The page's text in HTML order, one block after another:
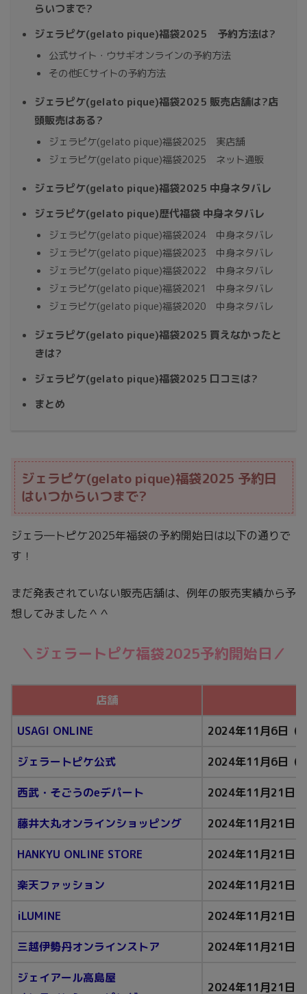
らいつまで?
ジェラピケ(gelato pique)福袋2025 予約方法は?
公式サイト・ウサギオンラインの予約方法
その他ECサイトの予約方法
ジェラピケ(gelato pique)福袋2025 販売店舗は?店
頭販売はある?
ジェラピケ(gelato pique)福袋2025 実店舗
ジェラピケ(gelato pique)福袋2025 ネット通販
ジェラピケ(gelato pique)福袋2025 中身ネタバレ
ジェラピケ(gelato pique)歴代福袋 中身ネタバレ
ジェラピケ(gelato pique)福袋2024 中身ネタバレ
ジェラピケ(gelato pique)福袋2023 中身ネタバレ
ジェラピケ(gelato pique)福袋2022 中身ネタバレ
ジェラピケ(gelato pique)福袋2021 中身ネタバレ
ジェラピケ(gelato pique)福袋2020 中身ネタバレ
ジェラピケ(gelato pique)福袋2025 買えなかったと
きは?
ジェラピケ(gelato pique)福袋2025 口コミは?
まとめ
ジェラピケ(gelato pique)福袋2025 予約日
はいつからいつまで?
ジェラ―トピケ2025年福袋の予約開始日は以下の通りで
す！
まだ発表されていない販売店舗は、例年の販売実績から予
想してみました＾＾
＼ジェラートピケ福袋2025予約開始日／
店舗
USAGI ONLINE 2024年11月6日（
ジェラートピケ公式 2024年11月6日（
西武・そごうのeデパート 2024年11月21日
藤井大丸オンラインショッピング 2024年11月21日
HANKYU ONLINE STORE 2024年11月21日
楽天ファッション 2024年11月21日
iLUMINE 2024年11月21日
三越伊勢丹オンラインストア 2024年11月21日
ジェイアール高島屋
2024年11月21日